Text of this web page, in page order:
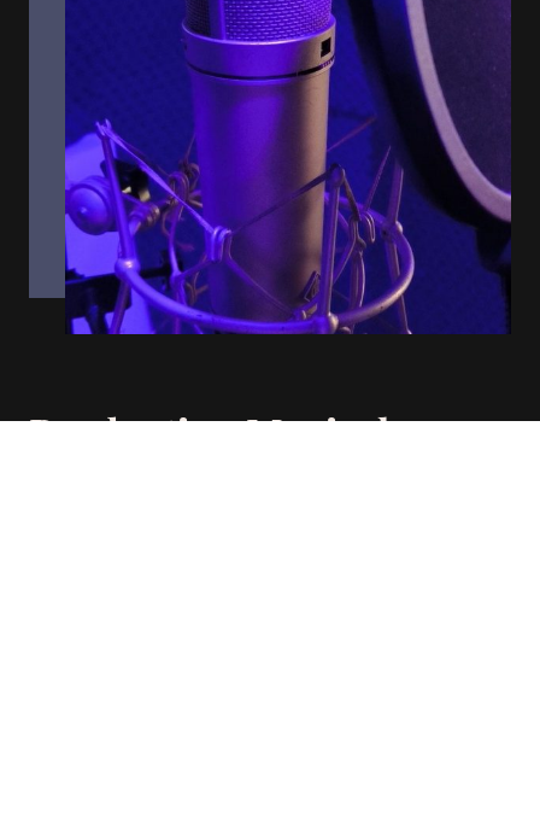
Production Musicale